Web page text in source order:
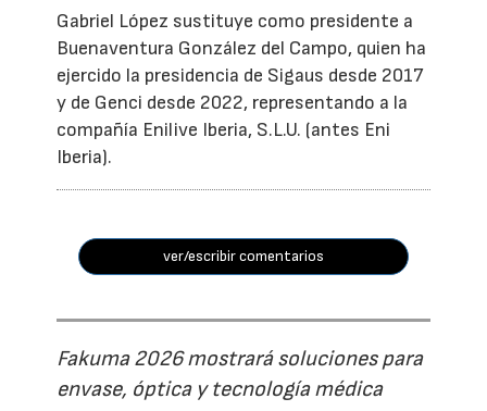
Gabriel López sustituye como presidente a
Buenaventura González del Campo, quien ha
ejercido la presidencia de Sigaus desde 2017
y de Genci desde 2022, representando a la
compañía Enilive Iberia, S.L.U. (antes Eni
Iberia).
ver/escribir comentarios
Fakuma 2026 mostrará soluciones para
envase, óptica y tecnología médica